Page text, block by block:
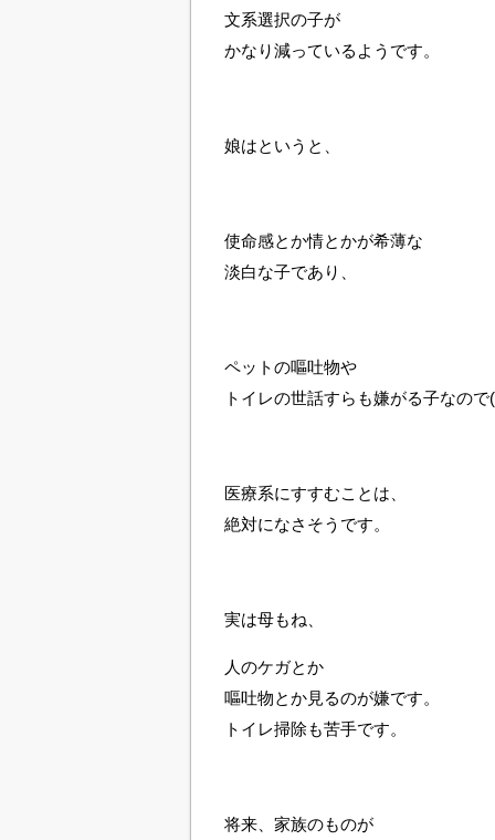
文系選択の子が
かなり減っているようです。
娘はというと、
使命感とか情とかが希薄な
淡白な子であり、
ペットの嘔吐物や
トイレの世話すらも嫌がる子なので
医療系にすすむことは、
絶対になさそうです。
実は母もね、
人のケガとか
嘔吐物とか見るのが嫌です。
トイレ掃除も苦手です。
将来、家族のものが